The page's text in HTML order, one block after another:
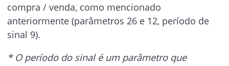
compra / venda, como mencionado
anteriormente (parâmetros 26 e 12, período de
sinal 9).
* O período do sinal é um parâmetro que